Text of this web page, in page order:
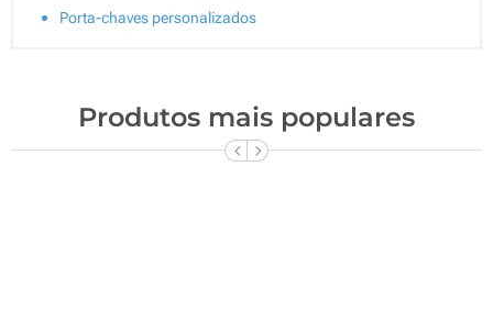
Porta-chaves personalizados
Produtos mais populares